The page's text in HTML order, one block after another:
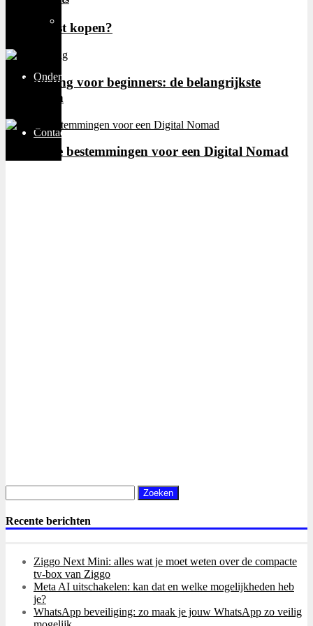
Thuiswerken
Ondernemen
Contact
Serverkast kopen?
Webhosting voor beginners: de belangrijkste
begrippen
De 3 beste bestemmingen voor een Digital Nomad
naar:
Recente berichten
Ziggo Next Mini: alles wat je moet weten over de compacte
tv-box van Ziggo
Meta AI uitschakelen: kan dat en welke mogelijkheden heb
je?
WhatsApp beveiliging: zo maak je jouw WhatsApp zo veilig